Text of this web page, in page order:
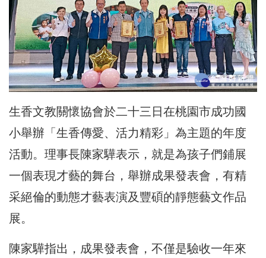
生香文教關懷協會於二十三日在桃園市成功國
小舉辦「生香傳愛、活力精彩」為主題的年度
活動。理事長陳家驊表示，就是為孩子們鋪展
一個表現才藝的舞台，舉辦成果發表會，有精
采絕倫的動態才藝表演及豐碩的靜態藝文作品
展。
陳家驊指出，成果發表會，不僅是驗收一年來